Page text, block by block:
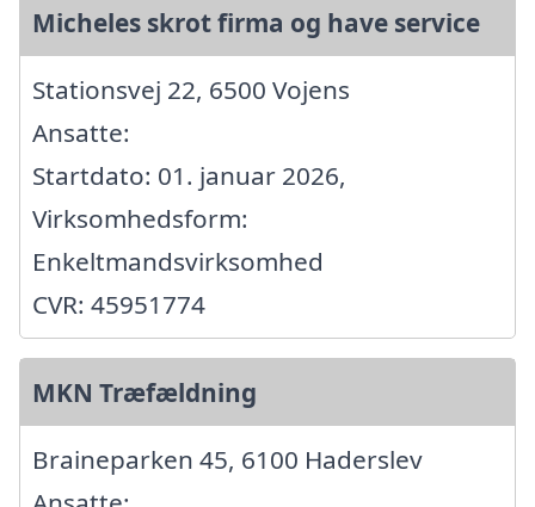
Micheles skrot firma og have service
Stationsvej 22, 6500 Vojens
Ansatte:
Startdato: 01. januar 2026,
Virksomhedsform:
Enkeltmandsvirksomhed
CVR: 45951774
MKN Træfældning
Braineparken 45, 6100 Haderslev